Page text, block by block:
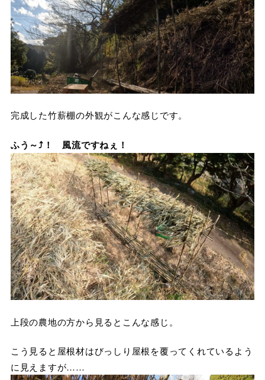
完成した竹薪棚の外観がこんな感じです。
ふう～⤴！ 風流ですねぇ！
上段の農地の方から見るとこんな感じ。
こう見ると屋根材はびっしり屋根を覆ってくれているよう
に見えますが……